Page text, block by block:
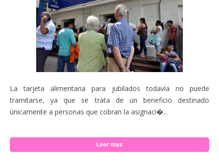
La tarjeta alimentaria para jubilados todavía no puede
tramitarse, ya que se trata de un beneficio destinado
únicamente a personas que cobran la asignaci�...
Leer mas